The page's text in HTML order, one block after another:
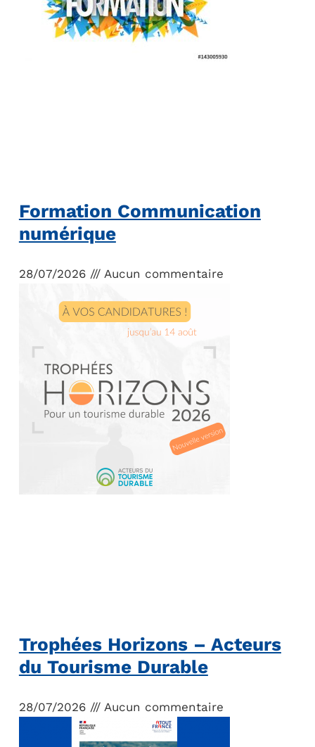
Formation Communication
numérique
28/07/2026 Aucun commentaire
Trophées Horizons – Acteurs
du Tourisme Durable
28/07/2026 Aucun commentaire